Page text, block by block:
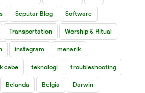
Seputar Blog Software
Transportation Worship & Ritual
instagram menarik
cabe teknologi troubleshooting
Belanda Belgia Darwin